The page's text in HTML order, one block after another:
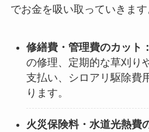
でお金を吸い取っていきます
修繕費・管理費のカット：
の修理、定期的な草刈り
支払い、シロアリ駆除費
ります。
火災保険料・水道光熱費